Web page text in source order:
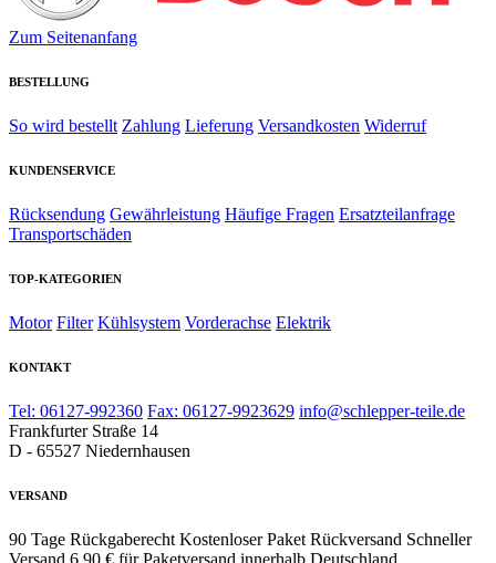
Zum Seitenanfang
BESTELLUNG
So wird bestellt Zahlung Lieferung Versandkosten Widerruf
KUNDENSERVICE
Rücksendung Gewährleistung Häufige Fragen Ersatzteilanfrage
Transportschäden
TOP-KATEGORIEN
Motor Filter Kühlsystem Vorderachse Elektrik
KONTAKT
Tel: 06127-992360 Fax: 06127-9923629 info@schlepper-teile.de
Frankfurter Straße 14
D - 65527 Niedernhausen
VERSAND
90 Tage Rückgaberecht Kostenloser Paket Rückversand Schneller
Versand 6,90 € für Paketversand innerhalb Deutschland